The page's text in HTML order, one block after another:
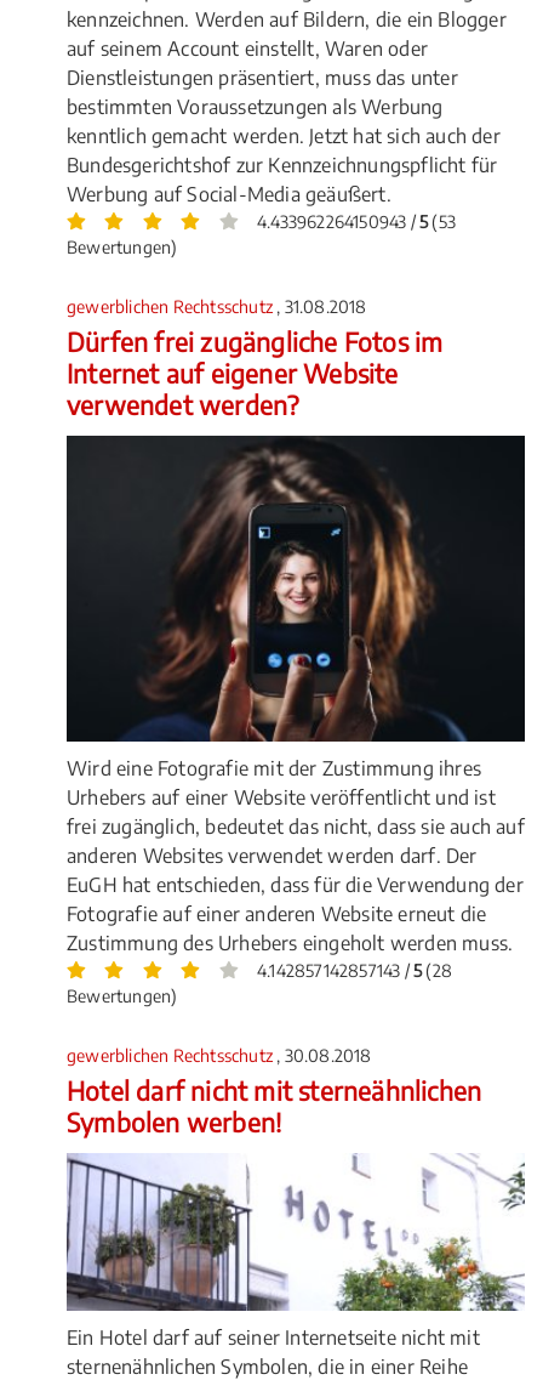
kennzeichnen. Werden auf Bildern, die ein Blogger
auf seinem Account einstellt, Waren oder
Dienstleistungen präsentiert, muss das unter
bestimmten Voraussetzungen als Werbung
kenntlich gemacht werden. Jetzt hat sich auch der
Bundesgerichtshof zur Kennzeichnungspflicht für
Werbung auf Social-Media geäußert.
4.433962264150943 /5(53
Bewertungen)
gewerblichen Rechtsschutz , 31.08.2018
Dürfen frei zugängliche Fotos im
Internet auf eigener Website
verwendet werden?
Wird eine Fotografie mit der Zustimmung ihres
Urhebers auf einer Website veröffentlicht und ist
frei zugänglich, bedeutet das nicht, dass sie auch auf
anderen Websites verwendet werden darf. Der
EuGH hat entschieden, dass für die Verwendung der
Fotografie auf einer anderen Website erneut die
Zustimmung des Urhebers eingeholt werden muss.
4.142857142857143 /5(28
Bewertungen)
gewerblichen Rechtsschutz , 30.08.2018
Hotel darf nicht mit sterneähnlichen
Symbolen werben!
Ein Hotel darf auf seiner Internetseite nicht mit
sternenähnlichen Symbolen, die in einer Reihe